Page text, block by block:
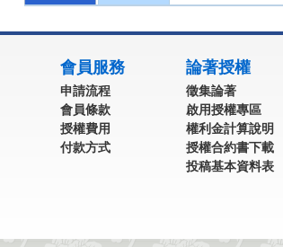
會員服務
申請流程
會員條款
授權費用
付款方式
論著授權
徵集論著
啟用授權專區
權利金計算說明
授權合約書下載
投稿基本資料表